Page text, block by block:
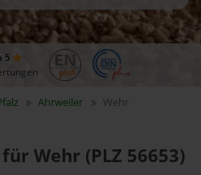
5
Ahrweiler
Wehr
Wehr (PLZ 56653)